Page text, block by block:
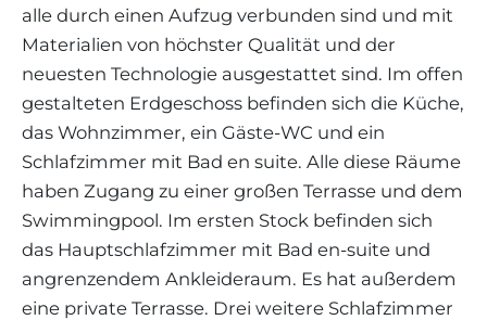
alle durch einen Aufzug verbunden sind und mit
Materialien von höchster Qualität und der
neuesten Technologie ausgestattet sind. Im offen
gestalteten Erdgeschoss befinden sich die Küche,
das Wohnzimmer, ein Gäste-WC und ein
Schlafzimmer mit Bad en suite. Alle diese Räume
haben Zugang zu einer großen Terrasse und dem
Swimmingpool. Im ersten Stock befinden sich
das Hauptschlafzimmer mit Bad en-suite und
angrenzendem Ankleideraum. Es hat außerdem
eine private Terrasse. Drei weitere Schlafzimmer